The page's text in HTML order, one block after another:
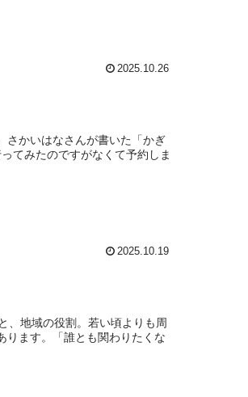
2025.10.26
さかいはなさんが書いた「かぎ
てみたのですがなくて予約しま
2025.10.19
、地域の役割。若い頃よりも周
ります。「誰とも関わりたくな